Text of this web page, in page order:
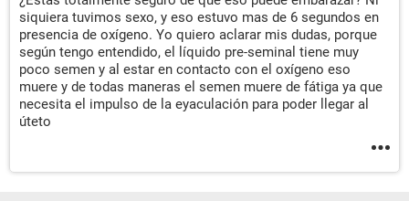
siquiera tuvimos sexo, y eso estuvo mas de 6 segundos en
presencia de oxígeno. Yo quiero aclarar mis dudas, porque
según tengo entendido, el líquido pre-seminal tiene muy
poco semen y al estar en contacto con el oxígeno eso
muere y de todas maneras el semen muere de fátiga ya que
necesita el impulso de la eyaculación para poder llegar al
úteto